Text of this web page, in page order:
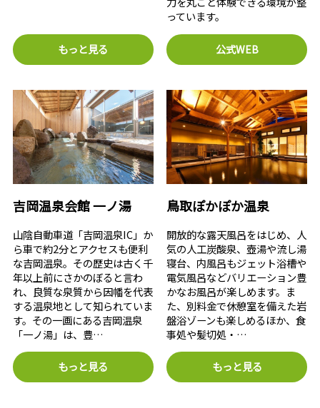
もっと見る
っています。
公式WEB
吉岡温泉会館 一ノ湯
山陰自動車道「吉岡温泉IC」か
ら車で約2分とアクセスも便利
な吉岡温泉。その歴史は古く千
年以上前にさかのぼると言わ
れ、良質な泉質から因幡を代表
する温泉地として知られていま
す。その一画にある吉岡温泉
「一ノ湯」は、豊…
もっと見る
鳥取ぽかぽか温泉
開放的な露天風呂をはじめ、人
気の人工炭酸泉、壺湯や流し湯
寝台、内風呂もジェット浴槽や
電気風呂などバリエーション豊
かなお風呂が楽しめます。ま
た、別料金で休憩室を備えた岩
盤浴ゾーンも楽しめるほか、食
事処や髪切処・…
もっと見る